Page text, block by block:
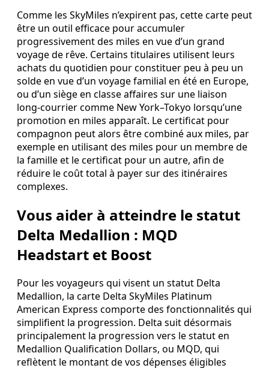
Comme les SkyMiles n’expirent pas, cette carte peut
être un outil efficace pour accumuler
progressivement des miles en vue d’un grand
voyage de rêve. Certains titulaires utilisent leurs
achats du quotidien pour constituer peu à peu un
solde en vue d’un voyage familial en été en Europe,
ou d’un siège en classe affaires sur une liaison
long‑courrier comme New York–Tokyo lorsqu’une
promotion en miles apparaît. Le certificat pour
compagnon peut alors être combiné aux miles, par
exemple en utilisant des miles pour un membre de
la famille et le certificat pour un autre, afin de
réduire le coût total à payer sur des itinéraires
complexes.
Vous aider à atteindre le statut
Delta Medallion : MQD
Headstart et Boost
Pour les voyageurs qui visent un statut Delta
Medallion, la carte Delta SkyMiles Platinum
American Express comporte des fonctionnalités qui
simplifient la progression. Delta suit désormais
principalement la progression vers le statut en
Medallion Qualification Dollars, ou MQD, qui
reflètent le montant de vos dépenses éligibles